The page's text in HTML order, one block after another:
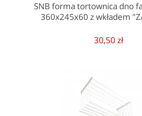
SNB forma tortownica dno
360x245x60 z wkładem
30,50 zł